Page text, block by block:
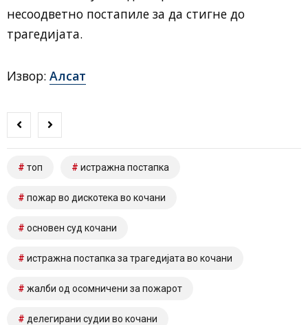
несоодветно постапиле за да стигне до
трагедијата.
Извор: Алсат
топ истражна постапка
пожар во дискотека во кочани
основен суд кочани
истражна постапка за трагедијата во кочани
жалби од осомничени за пожарот
делегирани судии во кочани